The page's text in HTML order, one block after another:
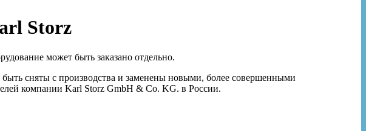
Storz
может быть заказано отдельно.
сняты с производства и заменены новыми, более совершенными
компании Karl Storz GmbH & Co. KG. в России.